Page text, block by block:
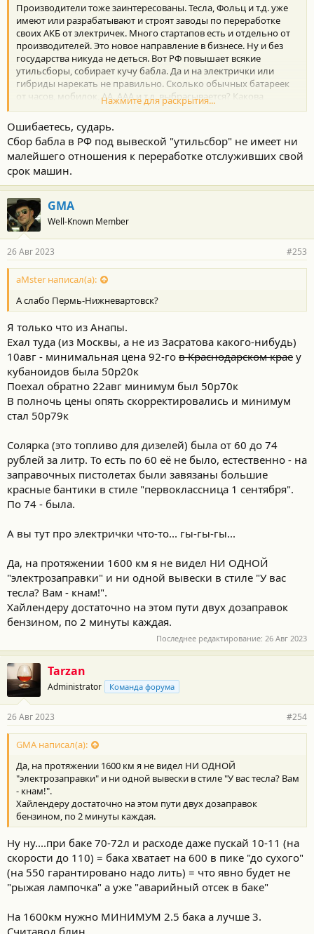
Производители тоже заинтересованы. Тесла, Фольц и т.д. уже
имеют или разрабатывают и строят заводы по переработке
своих АКБ от электричек. Много стартапов есть и отдельно от
производителей. Это новое направление в бизнесе. Ну и без
государства никуда не деться. Вот РФ повышает всякие
утильсборы, собирает кучу бабла. Да и на электрички или
гибриды нарекать не правильно. Сколько обычных батареек
от часов, мобилок, АА, ААА и т.д. выбрасывается? Какова
культура людей по их сбору, а не выбрасыванию в ведро и на
помойку с картофельными очистками?
/
Нажмите для раскрытия...
Ошибаетесь, сударь.
Сбор бабла в РФ под вывеской "утильсбор" не имеет ни
малейшего отношения к переработке отслуживших свой
срок машин.
GMA
Well-Known Member
26 Авг 2023 #253
aMster написал(а):
А слабо Пермь-Нижневартовск?
Я только что из Анапы.
Ехал туда (из Москвы, а не из Засратова какого-нибудь)
10авг - минимальная цена 92-го в Краснодарском крае у
кубаноидов была 50р20к
Поехал обратно 22авг минимум был 50р70к
В полночь цены опять скорректировались и минимум
стал 50р79к
Солярка (это топливо для дизелей) была от 60 до 74
рублей за литр. То есть по 60 её не было, естественно - на
заправочных пистолетах были завязаны большие
красные бантики в стиле "первоклассница 1 сентября".
По 74 - была.
А вы тут про электрички что-то... гы-гы-гы...
Да, на протяжении 1600 км я не видел НИ ОДНОЙ
"электрозаправки" и ни одной вывески в стиле "У вас
тесла? Вам - кнам!".
Хайлендеру достаточно на этом пути двух дозаправок
бензином, по 2 минуты каждая.
Последнее редактирование: 26 Авг 2023
Tarzan
Administrator Команда форума
26 Авг 2023 #254
GMA написал(а):
Да, на протяжении 1600 км я не видел НИ ОДНОЙ
"электрозаправки" и ни одной вывески в стиле "У вас тесла? Вам
- кнам!".
Хайлендеру достаточно на этом пути двух дозаправок
бензином, по 2 минуты каждая.
Ну ну....при баке 70-72л и расходе даже пускай 10-11 (на
скорости до 110) = бака хватает на 600 в пике "до сухого"
(на 550 гарантировано надо лить) = что явно будет не
"рыжая лампочка" а уже "аварийный отсек в баке"
На 1600км нужно МИНИМУМ 2.5 бака а лучше 3.
Считавод блин.....